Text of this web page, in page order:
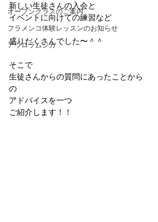
オープンクラスのご案内
フラメンコ体験レッスンのお知らせ
アウロラムジカ
新しい生徒さんの入会と
イベントに向けての練習など
盛りだくさんでした〜＾＾
そこで
生徒さんからの質問にあったことから
の
アドバイスを一つ
ご紹介します！！